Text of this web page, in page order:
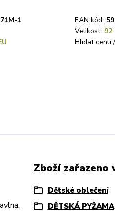
1 EAN kód:
Velikost: 92
Hlídat cenu
Zboží zařazeno
Dětské oblečení
DĚTSKÁ PYŽAMA